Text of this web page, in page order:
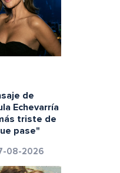
de
Echevarría
triste de
pase"
08-2026